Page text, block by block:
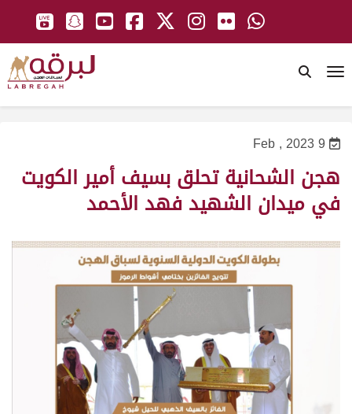
9 Feb , 2023
هجن الشحانية تحلق بسيف أمير الكويت
في ميدان الشهيد فهد الأحمد